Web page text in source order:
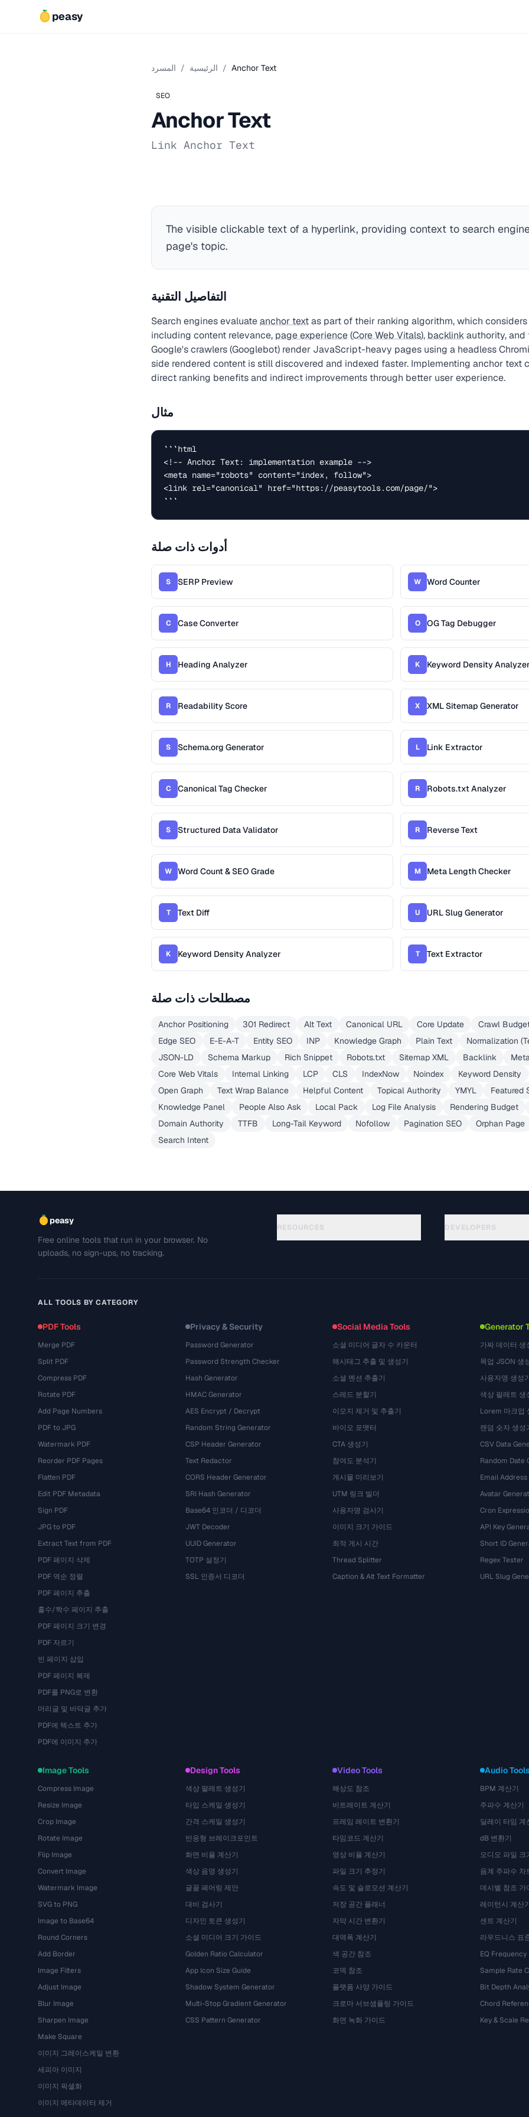
peasy
الرئيسية / المسرد / Anchor Text
SEO
Anchor Text
Link Anchor Text
The visible clickable text of a hyperlink, providing context to search
page's topic.
التفاصيل التقنية
Search engines evaluateanchor textas part of their ranking algorithm, which
including content relevance, page experience(Core Web Vitals), backlinkauthority,
Google's crawlers (Googlebot) render JavaScript-heavy pages using a headless
side rendered content is still discovered and indexed faster. Implementing anchor text
direct ranking benefits and indirect improvements through better user experience.
مثال
```html
<!-- Anchor Text: implementation example -->
<meta name="robots" content="index, follow">
<link rel="canonical" href="https://peasytools.com/page/">
```
أدوات ذات صلة
S SERP Preview W Word Counter
C Case Converter O OG Tag Debugger
H Heading Analyzer K Keyword Density
R Readability Score X XML Sitemap Generator
S Schema.org Generator L Link Extractor
C Canonical Tag Checker R Robots.txt Analyzer
S Structured Data Validator R Reverse Text
W Word Count & SEO Grade M Meta Length Checker
T Text Diff U URL Slug Generator
K Keyword Density Analyzer T Text Extractor
مصطلحات ذات صلة
Anchor Positioning 301 Redirect Alt Text Canonical URL Core Update
Crawl
Edge SEO
E-E-A-T Entity SEO INP Knowledge Graph Plain Text
Normalization
JSON-LD
Schema Markup Rich Snippet Robots.txt Sitemap XML Backlink
Core Web Vitals
Internal Linking LCP CLS IndexNow Noindex
Keyword Density
Open Graph
Text Wrap Balance Helpful Content Topical Authority YMYL
Featured
Knowledge Panel
People Also Ask Local Pack Log File Analysis
Rendering Budget
Domain Authority
TTFB Long-Tail Keyword Nofollow Pagination SEO
Orphan Page
Search Intent
peasy
Free online tools that run in your browser. No
uploads, no sign-ups, no tracking.
RESOURCES DEVELOPERS
ALL TOOLS BY CATEGORY
PDF Tools
Merge PDF
Split PDF
Compress PDF
Rotate PDF
Add Page Numbers
PDF to JPG
Watermark PDF
Reorder PDF Pages
Flatten PDF
Edit PDF Metadata
Sign PDF
JPG to PDF
Extract Text from PDF
PDF 페이지 삭제
PDF 역순 정렬
PDF 페이지 추출
홀수/짝수 페이지 추출
PDF 페이지 크기 변경
PDF 자르기
빈 페이지 삽입
PDF 페이지 복제
PDF를 PNG로 변환
머리글 및 바닥글 추가
PDF에 텍스트 추가
PDF에 이미지 추가
Privacy & Security
Password Generator
Password Strength Checker
Hash Generator
HMAC Generator
AES Encrypt / Decrypt
Random String Generator
CSP Header Generator
Text Redactor
CORS Header Generator
SRI Hash Generator
Base64 인코더 / 디코더
JWT Decoder
UUID Generator
TOTP 설정기
SSL 인증서 디코더
Social Media Tools
소셜 미디어 글자 수 카운터
해시태그 추출 및 생성기
소셜 멘션 추출기
스레드 분할기
이모지 제거 및 추출기
바이오 포맷터
CTA 생성기
참여도 분석기
게시물 미리보기
UTM 링크 빌더
사용자명 검사기
이미지 크기 가이드
최적 게시 시간
Thread Splitter
Caption & Alt Text Formatter
Generator
가짜 데이터 생
목업 JSON 생
사용자명 생성
색상 팔레트 생
Lorem 마크업
랜덤 숫자 생성
CSV Data
Random Date
Email
Avatar
Cron
API Key
Short ID
Regex Tester
URL Slug
Image Tools
Compress Image
Resize Image
Crop Image
Rotate Image
Flip Image
Convert Image
Watermark Image
SVG to PNG
Image to Base64
Round Corners
Add Border
Image Filters
Adjust Image
Blur Image
Sharpen Image
Make Square
이미지 그레이스케일 변환
세피아 이미지
이미지 픽셀화
이미지 메타데이터 제거
Design Tools
색상 팔레트 생성기
타입 스케일 생성기
간격 스케일 생성기
반응형 브레이크포인트
화면 비율 계산기
색상 음영 생성기
글꼴 페어링 제안
대비 검사기
디자인 토큰 생성기
소셜 미디어 크기 가이드
Golden Ratio Calculator
App Icon Size Guide
Shadow System Generator
Multi-Stop Gradient Generator
CSS Pattern Generator
Video Tools
해상도 참조
비트레이트 계산기
프레임 레이트 변환기
타임코드 계산기
영상 비율 계산기
파일 크기 추정기
속도 및 슬로모션 계산기
저장 공간 플래너
자막 시간 변환기
대역폭 계산기
색 공간 참조
코덱 참조
플랫폼 사양 가이드
크로마 서브샘플링 가이드
화면 녹화 가이드
Audio
BPM 계산기
주파수 계산기
딜레이 타임 계
dB 변환기
오디오 파일 크
음계 주파수 차
데시벨 참조 가
레이턴시 계산
센트 계산기
라우드니스 표
EQ
Sample Rate
Bit Depth
Chord
Key & Scale